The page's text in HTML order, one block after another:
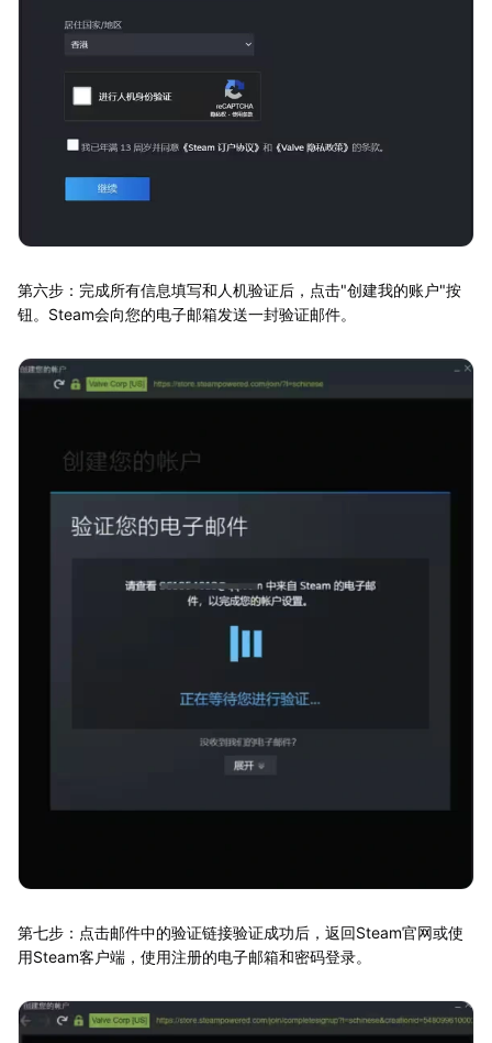
第六步：完成所有信息填写和人机验证后，点击"创建我的账户"按
钮。Steam会向您的电子邮箱发送一封验证邮件。
第七步：点击邮件中的验证链接验证成功后，返回Steam官网或使
用Steam客户端，使用注册的电子邮箱和密码登录。